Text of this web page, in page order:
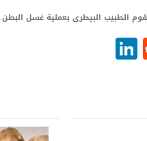
الطبيب البيطرى بعملية غسل البطن.
Reddit